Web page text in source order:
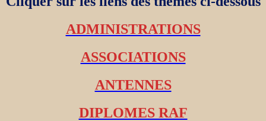
ADMINISTRATIONS
ASSOCIATIONS
ANTENNES
DIPLOMES RAF